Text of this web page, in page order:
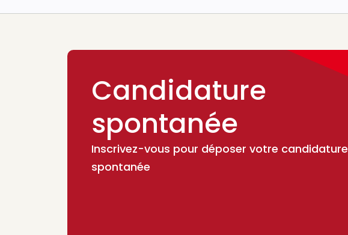
Candidature
spontanée
Inscrivez-vous pour déposer votre candidature
spontanée